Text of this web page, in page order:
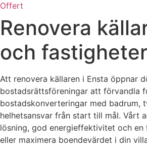
Offert
Renovera
och fastigheter
Att renovera källaren i Ensta öppnar
bostadsrättsföreningar att förvandla
bostadskonverteringar med badrum,
helhetsansvar från start till mål. Vårt
lösning, god energieffektivitet och en
eller maximera boendevärdet i din